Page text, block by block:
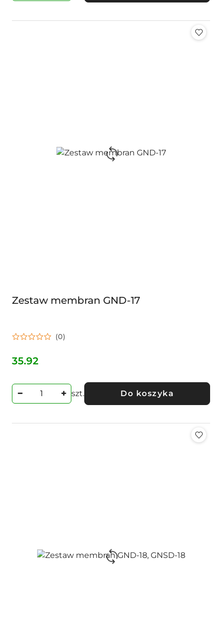
Zestaw membran GND-17
(0)
Cena:
35.92
szt. Do koszyka